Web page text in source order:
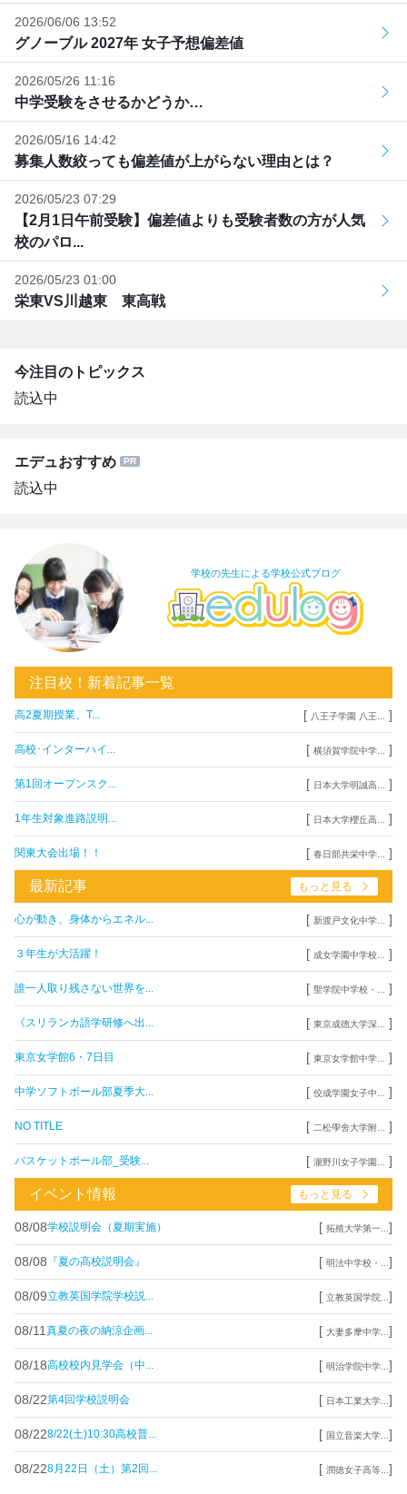
2026/06/06 13:52
グノーブル 2027年 女子予想偏差値
2026/05/26 11:16
中学受験をさせるかどうか…
2026/05/16 14:42
募集人数絞っても偏差値が上がらない理由とは？
2026/05/23 07:29
【2月1日午前受験】偏差値よりも受験者数の方が人気
校のパロ...
2026/05/23 01:00
栄東VS川越東 東高戦
今注目のトピックス
読込中
エデュおすすめ
読込中
学校の先生による学校公式ブログ
注目校！新着記事一覧
高2夏期授業、T... [ 八王子学園 八王... ]
高校･インターハイ... [ 横須賀学院中学... ]
第1回オープンスク... [ 日本大学明誠高... ]
1年生対象進路説明... [ 日本大学櫻丘高... ]
関東大会出場！！ [ 春日部共栄中学... ]
最新記事 もっと見る
心が動き、身体からエネル... [ 新渡戸文化中学... ]
３年生が大活躍！ [ 成女学園中学校... ]
誰一人取り残さない世界を... [ 聖学院中学校・... ]
《スリランカ語学研修へ出... [ 東京成徳大学深... ]
東京女学館6・7日目 [ 東京女学館中学... ]
中学ソフトボール部夏季大... [ 佼成学園女子中... ]
NO TITLE [ 二松學舍大学附... ]
バスケットボール部_受験... [ 瀧野川女子学園... ]
イベント情報 もっと見る
08/08学校説明会（夏期実施） [ 拓殖大学第一... ]
08/08 『夏の高校説明会』 [ 明法中学校・... ]
08/09立教英国学院学校説... [ 立教英国学院... ]
08/11 真夏の夜の納涼企画... [ 大妻多摩中学... ]
08/18高校校内見学会（中... [ 明治学院中学... ]
08/22第4回学校説明会 [ 日本工業大学... ]
08/228/22(土)10:30高校普... [ 国立音楽大学... ]
08/228月22日（土）第2回... [ 潤徳女子高等... ]